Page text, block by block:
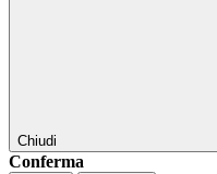
Chiudi
Conferma